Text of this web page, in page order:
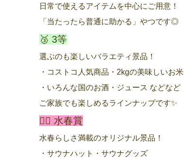
日常で使えるアイテムを中心にご用意！
「当たったら普通に助かる」やつです◎
🥉 3等
選ぶのも楽しいバラエティ景品！
・コストコ人気商品 ・2kgの美味しいお米
・いろんな国のお酒 ・ジュース などなど
ご家族でも楽しめるラインナップです✨
🧖‍♂️ 水春賞
水春らしさ満載のオリジナル景品！
・サウナハット
・サウナグッズ